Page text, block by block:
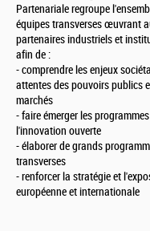
Partenariale regroupe
équipes transverses œuvrant
partenaires industriels et
afin de :
- comprendre les enjeux
attentes des pouvoirs publics
marchés
- faire émerger les
l'innovation ouverte
- élaborer de grands
transverses
- renforcer la stratégie et
européenne et internationale